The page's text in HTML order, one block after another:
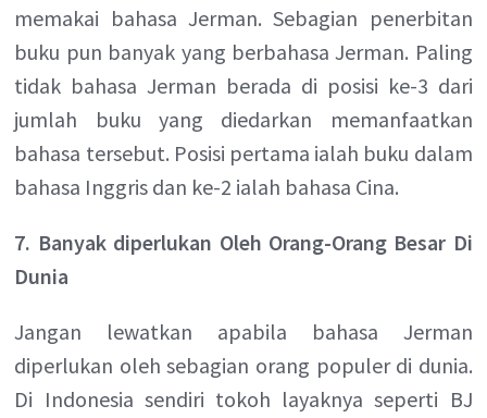
memakai bahasa Jerman. Sebagian penerbitan
buku pun banyak yang berbahasa Jerman. Paling
tidak bahasa Jerman berada di posisi ke-3 dari
jumlah buku yang diedarkan memanfaatkan
bahasa tersebut. Posisi pertama ialah buku dalam
bahasa Inggris dan ke-2 ialah bahasa Cina.
7. Banyak diperlukan Oleh Orang-Orang Besar Di
Dunia
Jangan lewatkan apabila bahasa Jerman
diperlukan oleh sebagian orang populer di dunia.
Di Indonesia sendiri tokoh layaknya seperti BJ